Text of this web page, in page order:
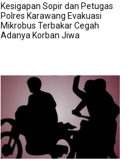
Kesigapan Sopir dan Petugas
Polres Karawang Evakuasi
Mikrobus Terbakar Cegah
Adanya Korban Jiwa